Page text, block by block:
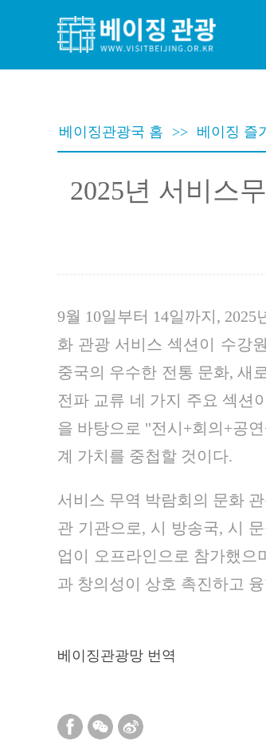
베이징관광국 홈 >> 베이징 즐
2025년 서비스
9월 10일부터 14일까지,
화 관광 서비스 섹션이 수강
중국의 우수한 전통 문화, 새
전파 교류 네 가지 주요 섹션
을 바탕으로 "전시+회의+공
계 가치를 중첩할 것이다.
서비스 무역 박람회의 문화
관 기관으로, 시 방송국, 시
업이 오프라인으로 참가했으
과 창의성이 상호 촉진하고
베이징관광망 번역